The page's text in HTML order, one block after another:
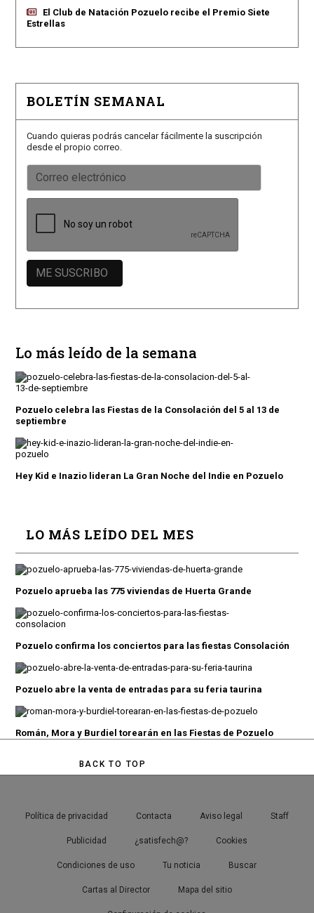
El Club de Natación Pozuelo recibe el Premio Siete
Estrellas
BOLETÍN SEMANAL
Cuando quieras podrás cancelar fácilmente la suscripción
desde el propio correo.
Lo más leído de la semana
Pozuelo celebra las Fiestas de la Consolación del 5 al 13 de
septiembre
Hey Kid e Inazio lideran La Gran Noche del Indie en Pozuelo
LO MÁS LEÍDO DEL MES
Pozuelo aprueba las 775 viviendas de Huerta Grande
Pozuelo confirma los conciertos para las fiestas Consolación
Pozuelo abre la venta de entradas para su feria taurina
Román, Mora y Burdiel torearán en las Fiestas de Pozuelo
BACK TO TOP
Política de privacidad Contacta Aviso legal Staff
Publicidad ¿satisfech@? Cookies
Condiciones de uso Tu noticia Buscar
Cartas al Director Mapa del sitio